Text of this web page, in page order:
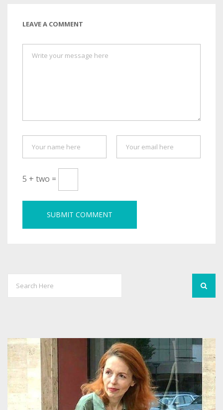
LEAVE A COMMENT
5 + two =